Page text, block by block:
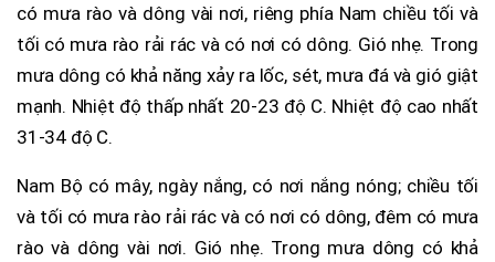
có mưa rào và dông vài nơi, riêng phía Nam chiều tối và
tối có mưa rào rải rác và có nơi có dông. Gió nhẹ. Trong
mưa dông có khả năng xảy ra lốc, sét, mưa đá và gió giật
mạnh. Nhiệt độ thấp nhất 20-23 độ C. Nhiệt độ cao nhất
31-34 độ C.
Nam Bộ có mây, ngày nắng, có nơi nắng nóng; chiều tối
và tối có mưa rào rải rác và có nơi có dông, đêm có mưa
rào và dông vài nơi. Gió nhẹ. Trong mưa dông có khả